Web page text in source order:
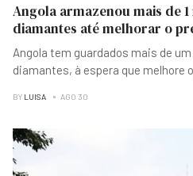
Angola armazenou mais de
diamantes até melhorar o
Angola tem guardados mais de
diamantes, à espera que melhore
BY LUISA AGO 30